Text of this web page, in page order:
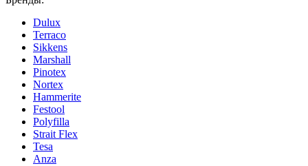
Dulux
Terraco
Sikkens
Marshall
Pinotex
Nortex
Hammerite
Festool
Polyfilla
Strait Flex
Tesa
Anza